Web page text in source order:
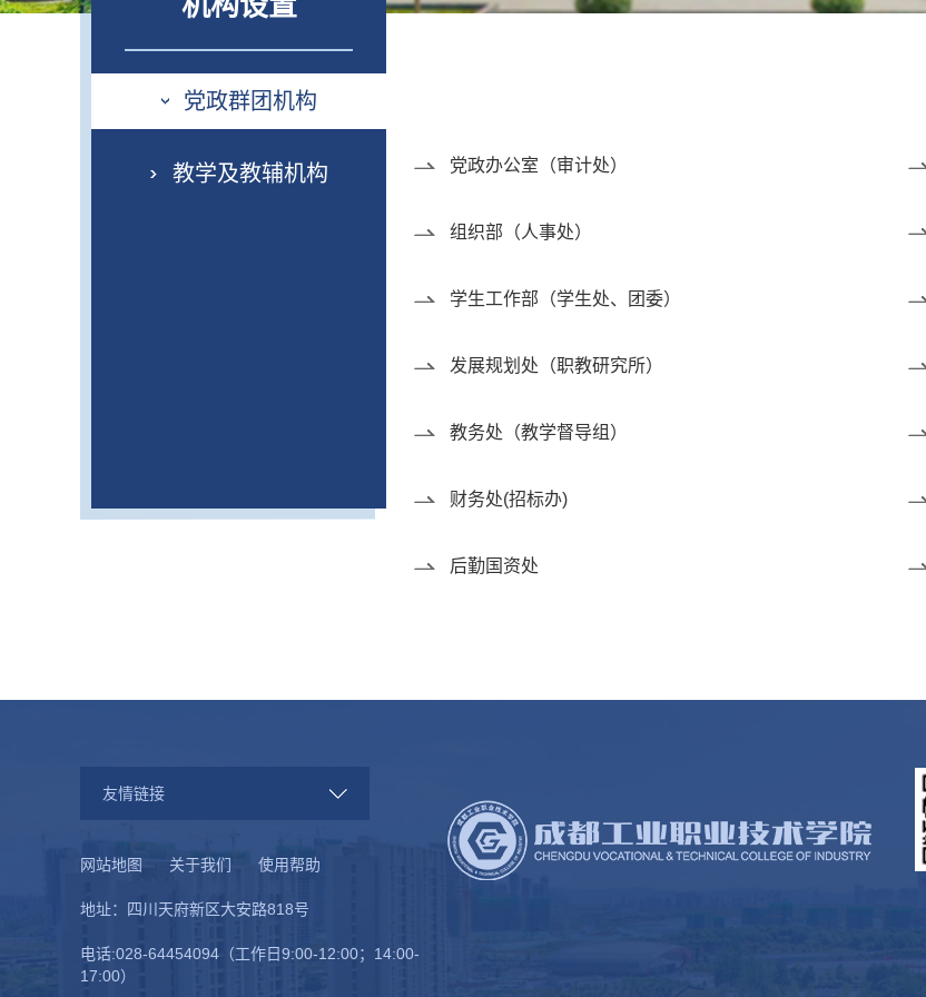
党政群团机构
教学及教辅机构 党政办公室（审计处）
组织部（人事处）
学生工作部（学生处、团委）
发展规划处（职教研究所）
教务处（教学督导组）
财务处(招标办)
后勤国资处
友情链接
网站地图 关于我们 使用帮助
地址：四川天府新区大安路818号
电话:028-64454094（工作日9:00-12:00；14:00-
17:00）